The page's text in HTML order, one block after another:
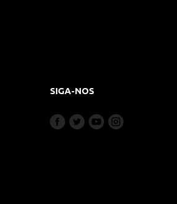
SIGA-NOS